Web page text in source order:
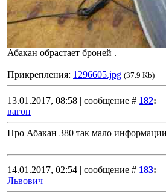
Абакан обрастает броней .
Прикрепления: 1296605.jpg (37.9 Kb)
13.01.2017, 08:58 | сообщение # 182:
вагон
Про Абакан 380 так мало
14.01.2017, 02:54 | сообщение # 183:
Львович